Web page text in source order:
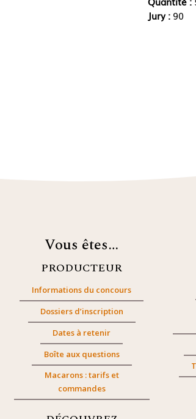
Jury : 90
Vous êtes…
PRODUCTEUR
Informations du concours
Dossiers d’inscription
Dates à retenir
Boîte aux questions
Macarons : tarifs et
commandes